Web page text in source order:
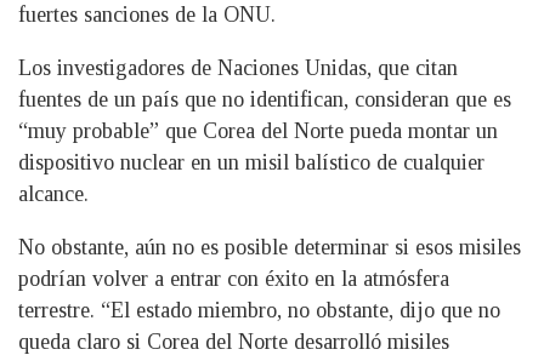
fuertes sanciones de la ONU.
Los investigadores de Naciones Unidas, que citan
fuentes de un país que no identifican, consideran que es
“muy probable” que Corea del Norte pueda montar un
dispositivo nuclear en un misil balístico de cualquier
alcance.
No obstante, aún no es posible determinar si esos misiles
podrían volver a entrar con éxito en la atmósfera
terrestre. “El estado miembro, no obstante, dijo que no
queda claro si Corea del Norte desarrolló misiles